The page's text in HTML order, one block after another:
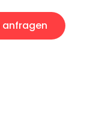
anfragen